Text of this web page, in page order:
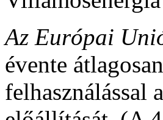
Az Európai
évente
felhasználással